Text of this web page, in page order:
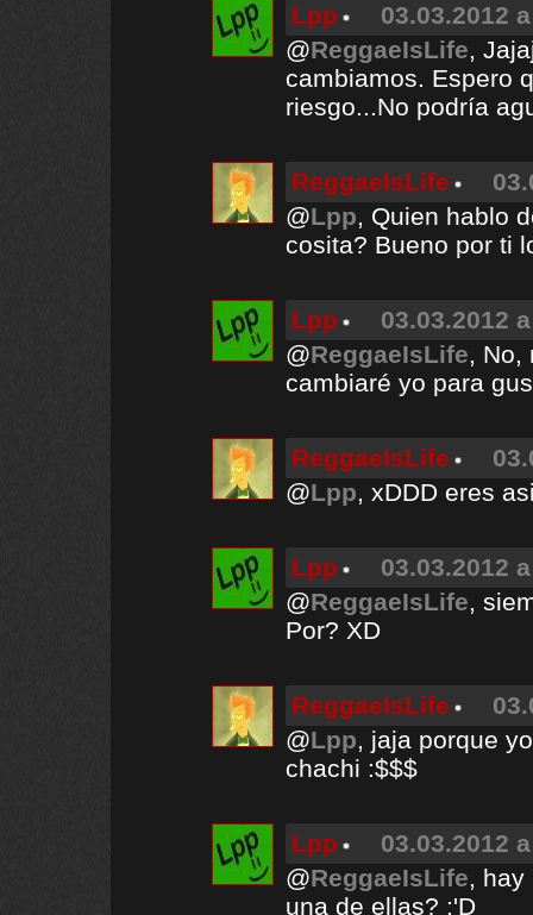
Lpp
03.03.2012
@ReggaeIsLife,
cambiamos. Espero
riesgo...No podría
ReggaeIsLife
@Lpp, Quien hablo
cosita? Bueno por ti
Lpp
03.03.2012
@ReggaeIsLife, No,
cambiaré yo para
ReggaeIsLife
@Lpp, xDDD eres
Lpp
03.03.2012
@ReggaeIsLife,
Por? XD
ReggaeIsLife
@Lpp, jaja porque
chachi :$$$
Lpp
03.03.2012
@ReggaeIsLife, hay
una de ellas? :'D